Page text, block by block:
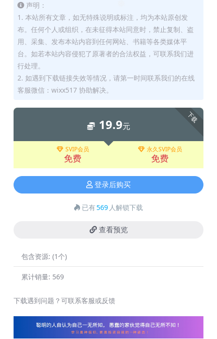
声明：
1. 本站所有文章，如无特殊说明或标注，均为本站原创发
布。任何个人或组织，在未征得本站同意时，禁止复制、盗
用、采集、发布本站内容到任何网站、书籍等各类媒体平
台。如若本站内容侵犯了原著者的合法权益，可联系我们进
行处理。
2. 如遇到下载链接失效等情况，请第一时间联系我们的在线
客服微信：wixx517 协助解决。
下载
19.9元
SVIP会员
免费
永久SVIP会员
免费
登录后购买
已有569 人解锁下载
查看预览
包含资源: (1个)
累计销量: 569
下载遇到问题？可联系客服或反馈